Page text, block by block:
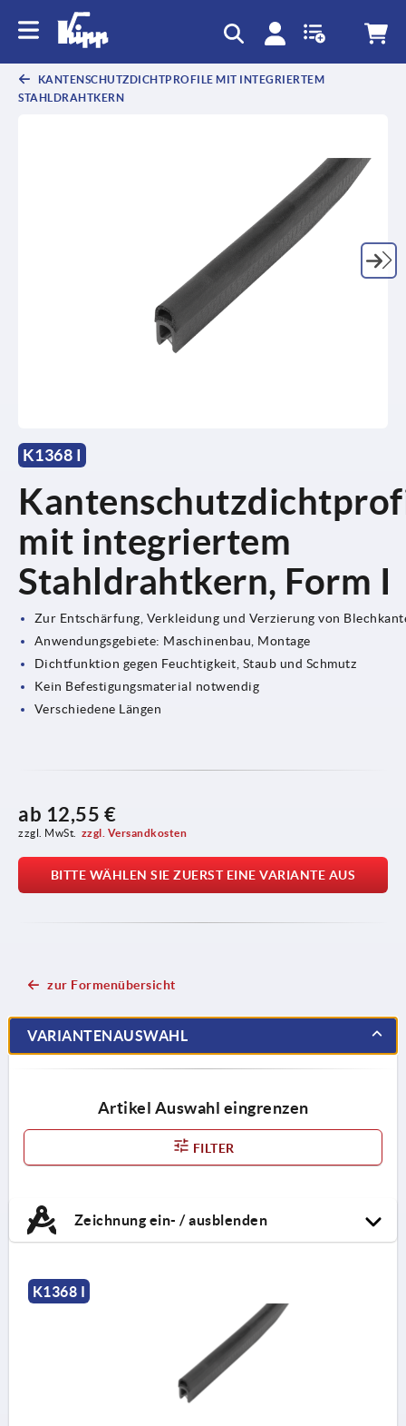
KANTENSCHUTZDICHTPROFILE MIT INTEGRIERTEM
STAHLDRAHTKERN
K1368 I
mit integriertem
Stahldrahtkern, Form I
Zur Entschärfung, Verkleidung und Verzierung von
Anwendungsgebiete: Maschinenbau, Montage
Dichtfunktion gegen Feuchtigkeit, Staub und Schmutz
Kein Befestigungsmaterial notwendig
Verschiedene Längen
ab 12,55 €
zzgl. MwSt. zzgl. Versandkosten
BITTE WÄHLEN SIE ZUERST EINE VARIANTE AUS
zur Formenübersicht
VARIANTENAUSWAHL
Artikel Auswahl eingrenzen
FILTER
Zeichnung ein- / ausblenden
K1368 I